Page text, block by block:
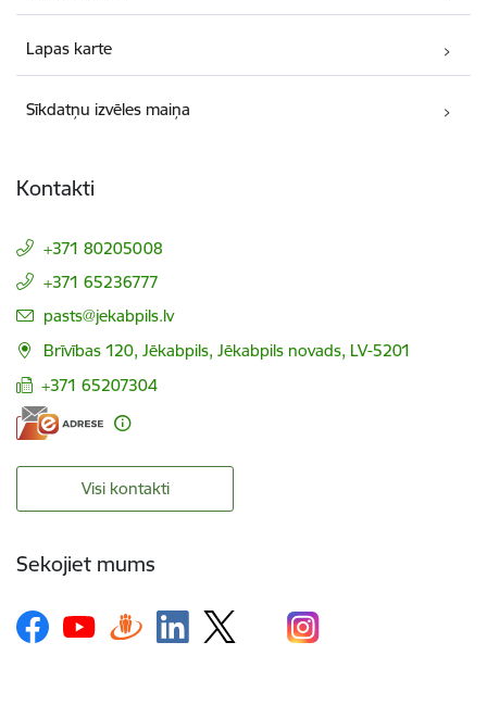
Lapas karte
Sīkdatņu izvēles maiņa
Kontakti
+371 80205008
+371 65236777
E-pasts:
pasts@jekabpils.lv
Brīvības 120, Jēkabpils, Jēkabpils novads, LV-5201
+371 65207304
Visi kontakti
Sekojiet mums